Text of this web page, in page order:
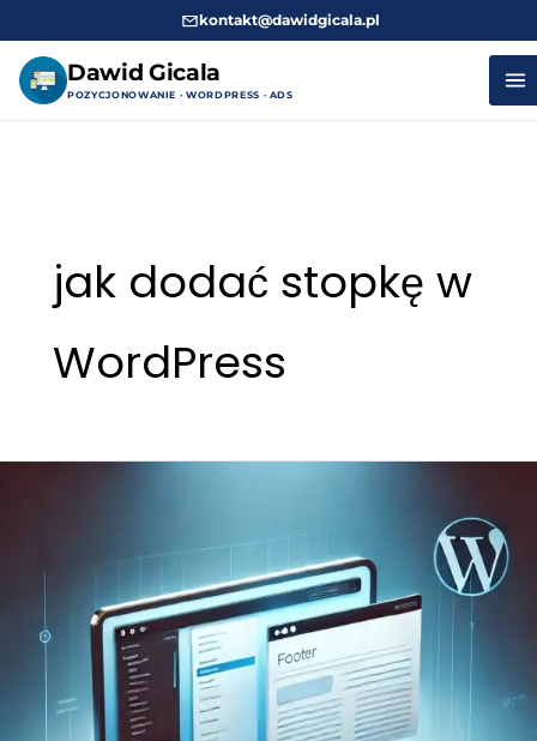
kontakt@dawidgicala.pl
Dawid Gicala
POZYCJONOWANIE · WORDPRESS · ADS
jak dodać stopkę w
WordPress